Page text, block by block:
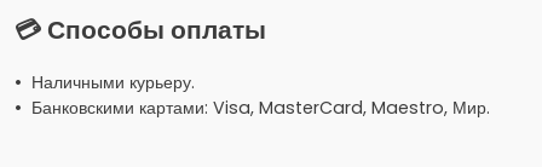
💳 Способы оплаты
• Наличными курьеру.
• Банковскими картами: Visa, MasterCard, Maestro, Мир.